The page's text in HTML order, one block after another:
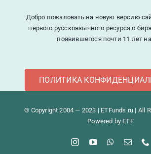
Добро пожаловать на новую версию
первого русскоязычного ресурса о
появившегося почти 11 лет
ПОЛИТИКА
© Copyright 2004 — 2023 | ETFunds.ru | All
Powered by ETF